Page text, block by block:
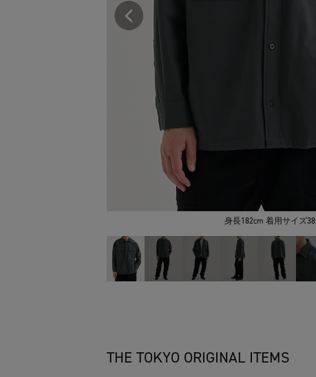
身長182cm 着用サイズ38
THE TOKYO ORIGINAL ITEMS